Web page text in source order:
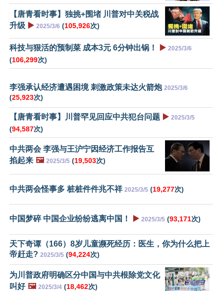
【唐青看时事】独挑+围堵 川普对中关税战
升级 ▶️ 2025/3/6 (105,926次)
科技与狠活的预制菜 成本3元 6分钟出锅！ ▶️ 2025/3/6
(106,299次)
李强承认经济遭遇困境 刺激政策未达火箭炮 2025/3/6
(25,923次)
【唐青看时事】川普罕见回应中共犯台问题 ▶️ 2025/3/5
(94,587次)
中共两会 李强与王沪宁因经济工作报告互
掐起来 🖼️ 2025/3/5 (19,503次)
中共两会怪事多 桩桩件件兆不祥 2025/3/5 (19,277次)
中国梦碎 中国企业纷纷逃离中国！ ▶️ 2025/3/5 (93,171次)
天下奇谭（166）8岁儿童濒死经历：医生，你为什么把上
帝赶走? 2025/3/5 (94,224次)
为川普政府明确区分中国与中共根除党文化
叫好 🖼️ 2025/3/4 (18,462次)